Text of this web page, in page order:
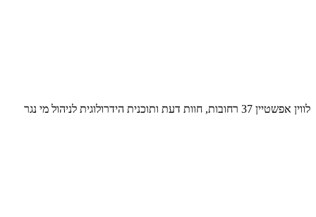
לווין אפשטיין 37 רחובות, חוות דעת ותוכנית הידרולוגית לניהול מי נגר